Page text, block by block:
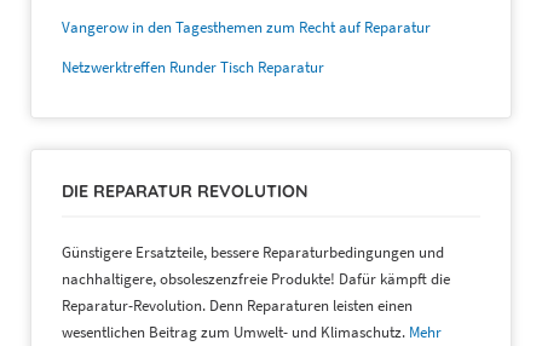
Vangerow in den Tagesthemen zum Recht auf Reparatur
Netzwerktreffen Runder Tisch Reparatur
DIE REPARATUR REVOLUTION
Günstigere Ersatzteile, bessere Reparaturbedingungen und
nachhaltigere, obsoleszenzfreie Produkte! Dafür kämpft die
Reparatur-Revolution. Denn Reparaturen leisten einen
wesentlichen Beitrag zum Umwelt- und Klimaschutz. Mehr